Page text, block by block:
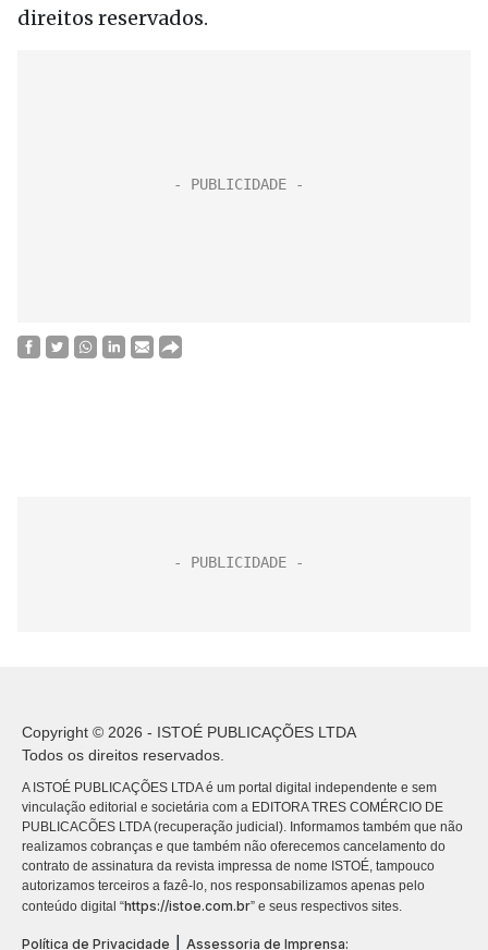
direitos reservados.
Copyright © 2026 - ISTOÉ PUBLICAÇÕES LTDA
Todos os direitos reservados.
A ISTOÉ PUBLICAÇÕES LTDA é um portal digital independente e sem
vinculação editorial e societária com a EDITORA TRES COMÉRCIO DE
PUBLICACÕES LTDA (recuperação judicial). Informamos também que não
realizamos cobranças e que também não oferecemos cancelamento do
contrato de assinatura da revista impressa de nome ISTOÉ, tampouco
autorizamos terceiros a fazê-lo, nos responsabilizamos apenas pelo
conteúdo digital “https://istoe.com.br” e seus respectivos sites.
Política de Privacidade Assessoria de Imprensa: